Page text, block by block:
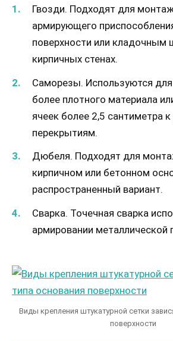
Гвозди. Подходят для
армирующего
поверхности или кладочным
кирпичных стенах.
Саморезы. Используются для
более плотного материала
ячеек более 2,5 сантиметра
перекрытиям.
Дюбеля. Подходят для
кирпичном или бетонном
распространенный вариант.
Сварка. Точечная сварка
армировании металлической
Виды крепления штукатурной сетки
поверхности